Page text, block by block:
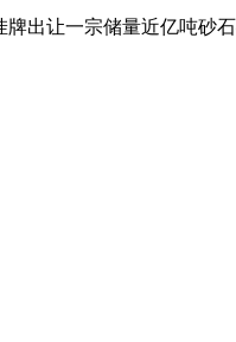
出让一宗储量近亿吨砂